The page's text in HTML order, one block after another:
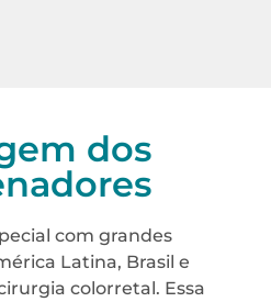
dos
com grandes
Latina, Brasil e
colorretal. Essa